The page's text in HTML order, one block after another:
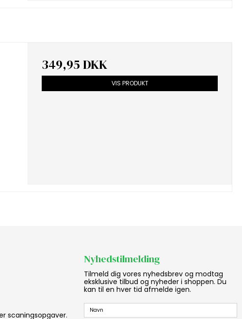
349,95 DKK
VIS PRODUKT
scaningsopgaver.
Nyhedstilmelding
Tilmeld dig vores nyhedsbrev og modtag
eksklusive tilbud og nyheder i shoppen. Du
kan til en hver tid afmelde igen.